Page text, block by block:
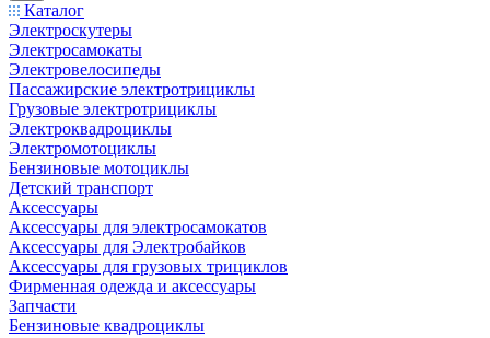
Каталог
Электроскутеры
Электросамокаты
Электровелосипеды
Пассажирские электротрициклы
Грузовые электротрициклы
Электроквадроциклы
Электромотоциклы
Бензиновые мотоциклы
Детский транспорт
Аксессуары
Аксессуары для электросамокатов
Аксессуары для Электробайков
Аксессуары для грузовых трициклов
Фирменная одежда и аксессуары
Запчасти
Бензиновые квадроциклы